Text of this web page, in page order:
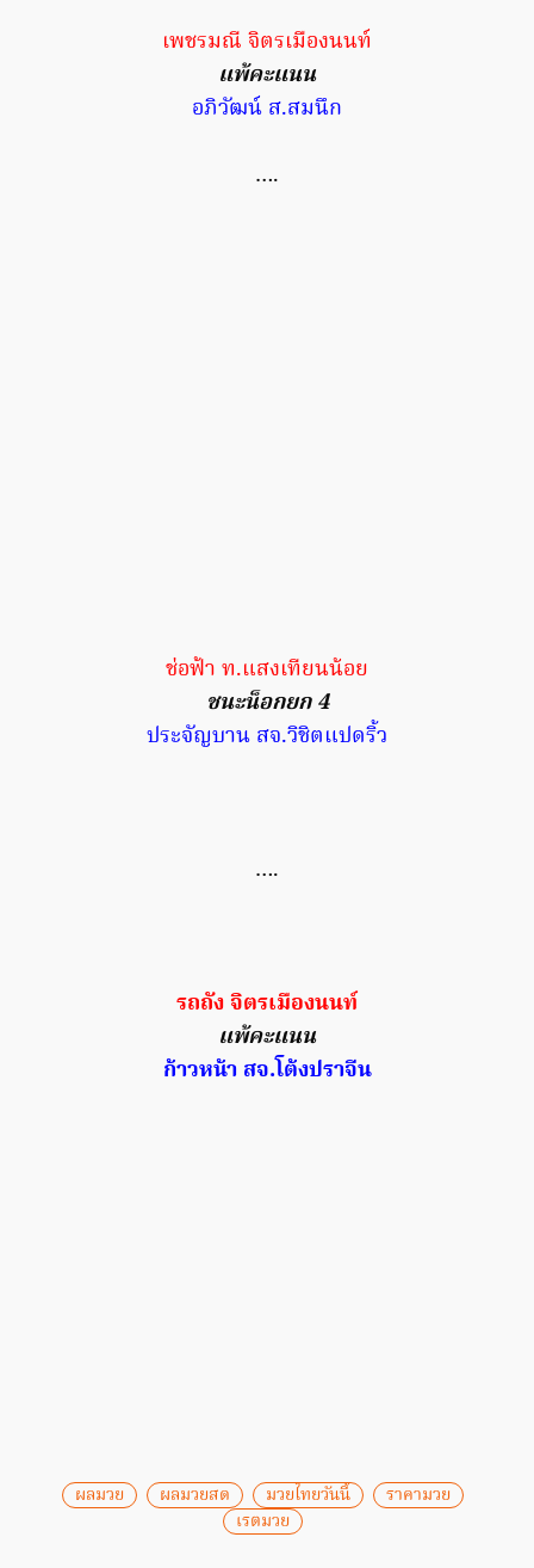
เพชรมณี จิตรเมืองนนท์
แพ้คะแนน
อภิวัฒน์ ส.สมนึก
….
ช่อฟ้า ท.แสงเทียนน้อย
ชนะน็อกยก 4
ประจัญบาน สจ.วิชิตแปดริ้ว
….
รถถัง จิตรเมืองนนท์
แพ้คะแนน
ก้าวหน้า สจ.โต้งปราจีน
ผลมวย ผลมวยสด มวยไทยวันนี้
ราคามวย
เรตมวย